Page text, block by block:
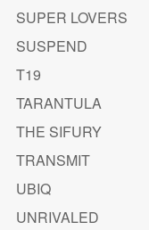
SUPER LOVERS
SUSPEND
T19
TARANTULA
THE SIFURY
TRANSMIT
UBIQ
UNRIVALED